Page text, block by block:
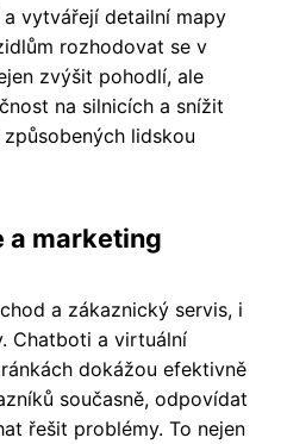
vytvářejí detailní mapy
rozhodovat se v
zvýšit pohodlí, ale
na silnicích a snížit
lidskou
a marketing
a zákaznický servis, i
Chatboti a virtuální
dokážou efektivně
současně, odpovídat
řešit problémy. To nejen